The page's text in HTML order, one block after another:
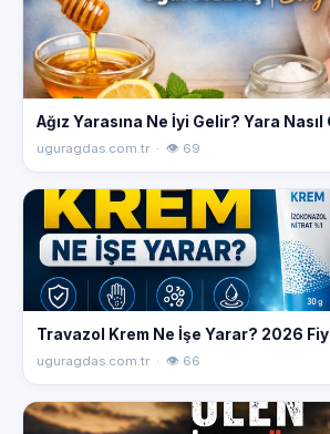
Ağız Yarasına Ne İyi Gelir? Yara
uguragdas.com.tr · 👁 69
Travazol Krem Ne İşe Yarar? 2026
uguragdas.com.tr · 👁 66